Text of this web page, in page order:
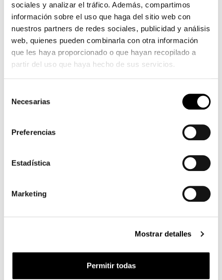
sociales y analizar el tráfico. Además, compartimos
información sobre el uso que haga del sitio web con
nuestros partners de redes sociales, publicidad y análisis
web, quienes pueden combinarla con otra información
que les haya proporcionado o que hayan recopilado a
partir del uso que haya hecho de sus servicios.
Necesarias
Preferencias
Estadística
Marketing
Mostrar detalles
Permitir todas
forme
rousse